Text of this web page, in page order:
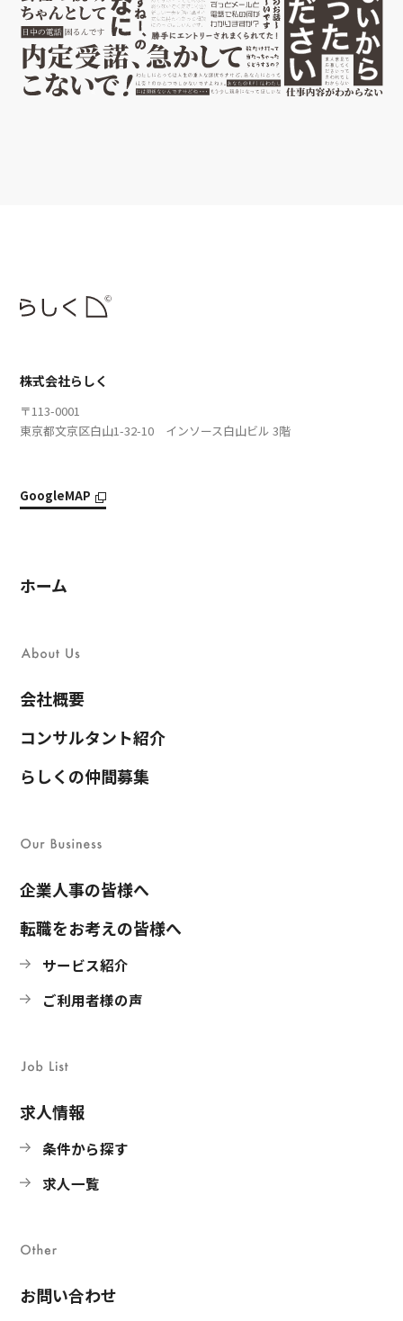
株式会社らしく
〒113-0001
東京都文京区白山1-32-10 インソース白山ビル 3階
GoogleMAP
ホーム
会社概要
コンサルタント紹介
らしくの仲間募集
企業人事の皆様へ
転職をお考えの皆様へ
サービス紹介
ご利用者様の声
求人情報
条件から探す
求人一覧
お問い合わせ